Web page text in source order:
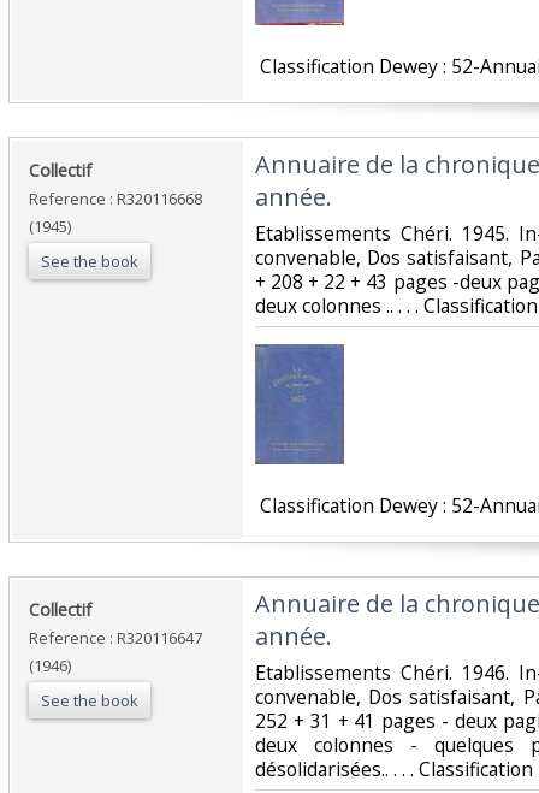
Classification Dewey : 52-
‎Collectif‎
Reference : R320116668
(1945)
See the book
‎Annuaire de la
année.‎
‎Etablissements Chéri. 1945.
convenable, Dos satisfaisant,
+ 208 + 22 + 43 pages -deux
deux colonnes .. . . .
Classification Dewey : 52-
‎Collectif‎
Reference : R320116647
(1946)
See the book
‎Annuaire de la
année.‎
‎Etablissements Chéri. 1946.
convenable, Dos satisfaisant,
252 + 31 + 41 pages - deux
deux colonnes - quelques
désolidarisées.. . . .